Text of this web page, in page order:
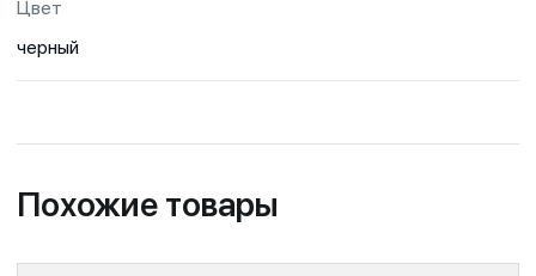
Цвет
черный
Похожие товары